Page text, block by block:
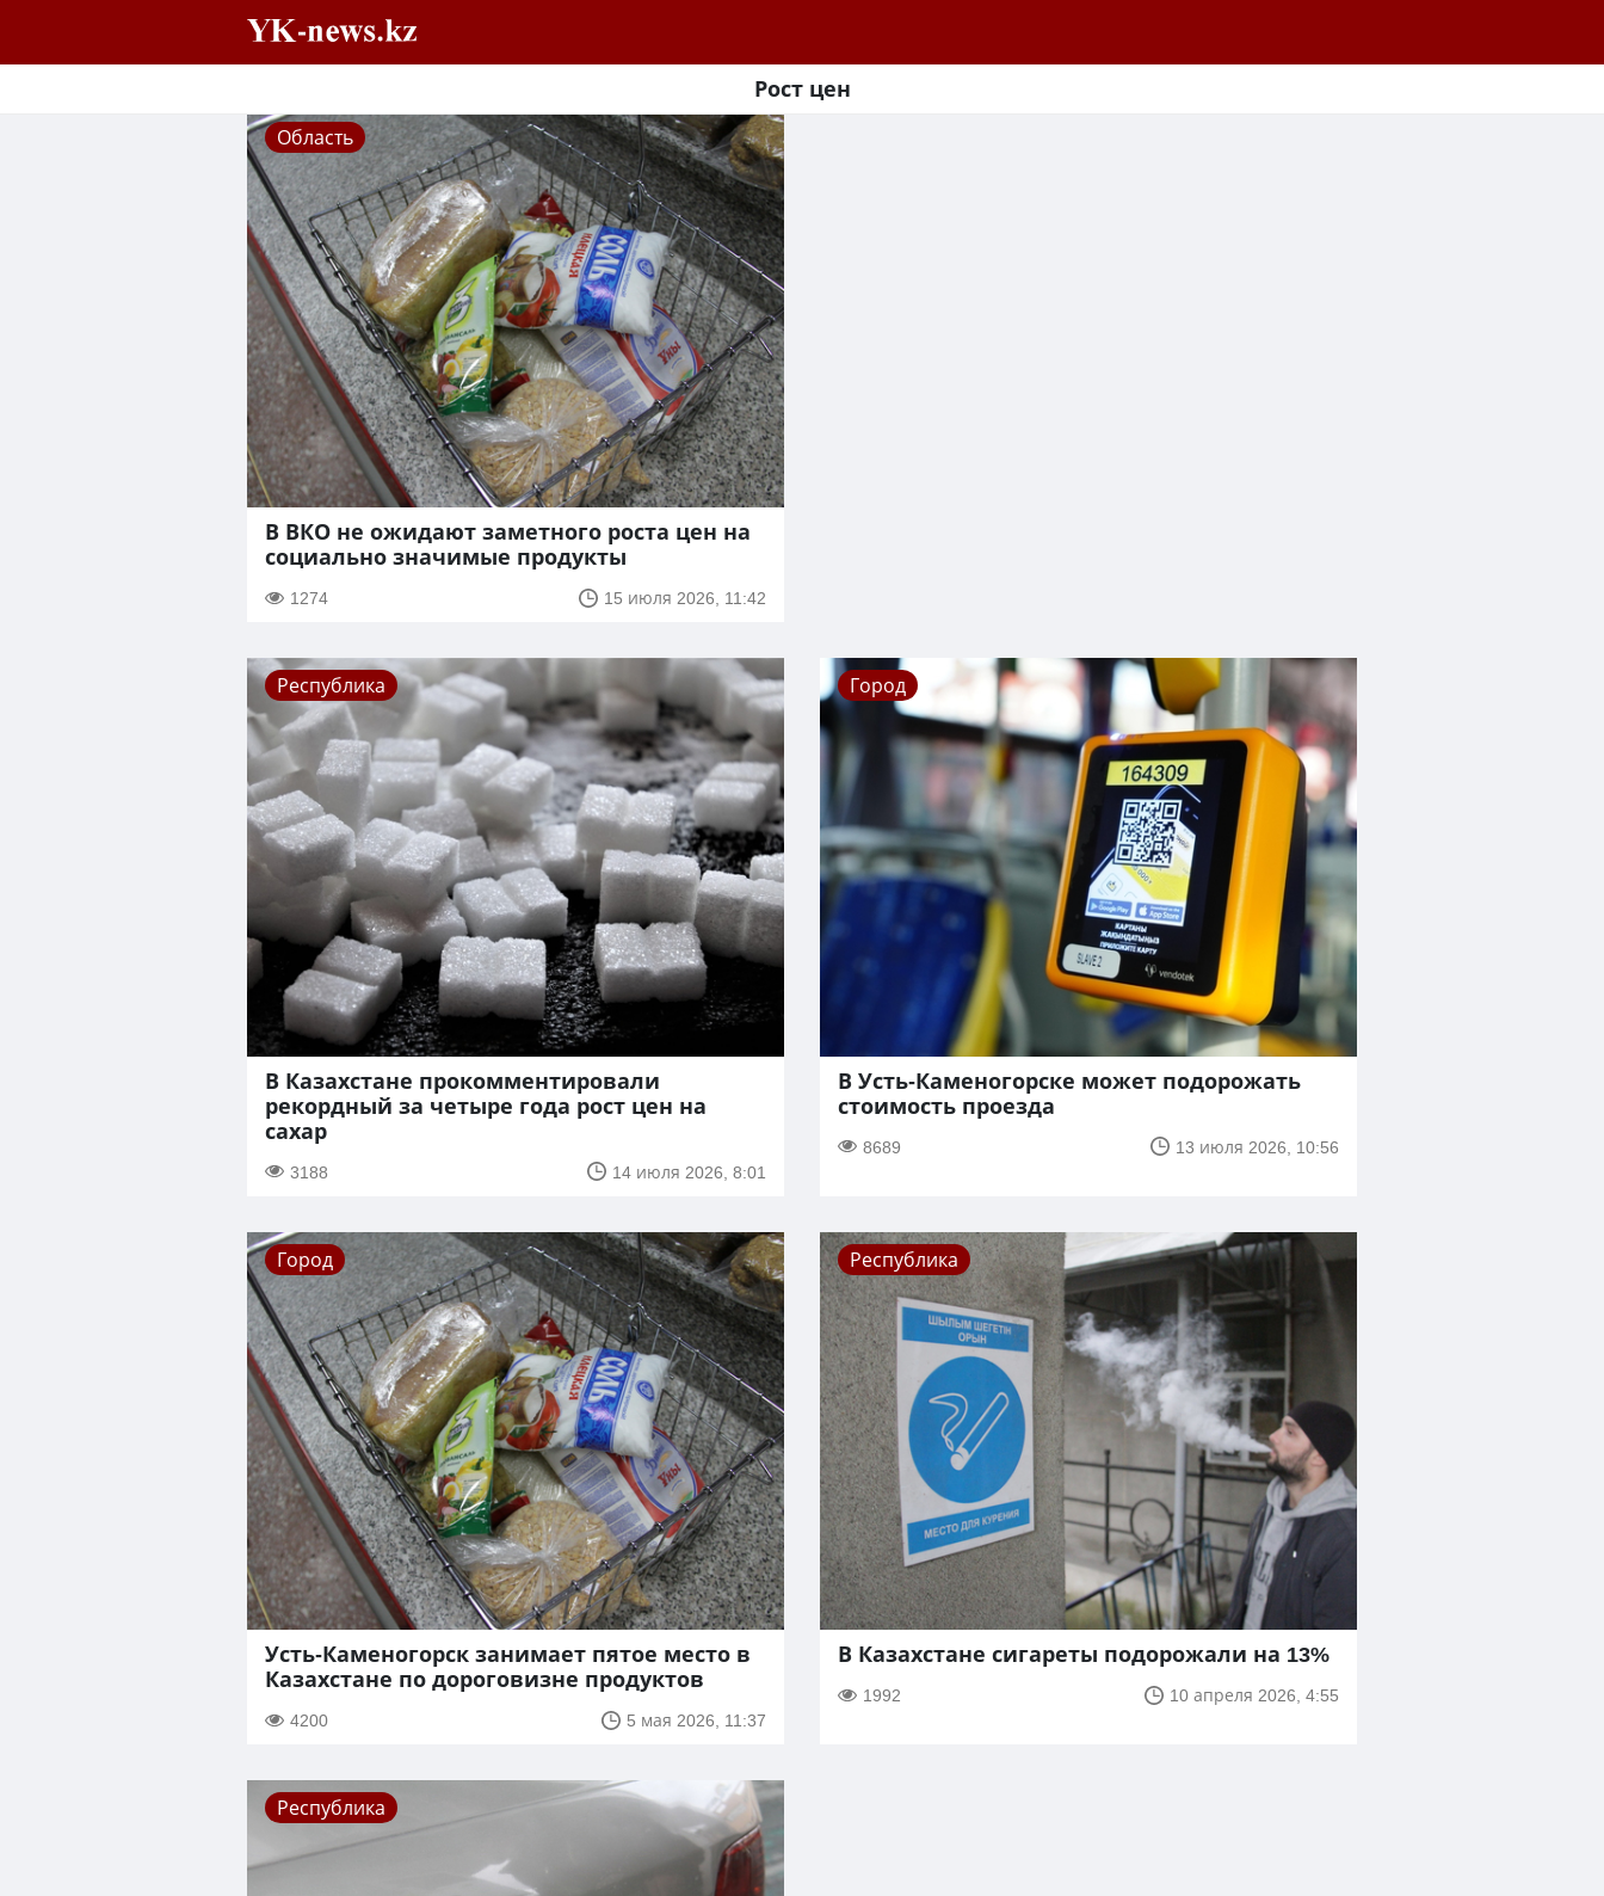
Рост цен
Область
В ВКО не ожидают заметного роста цен на
социально значимые продукты
1274 15 июля 2026, 11:42
Республика
В Казахстане прокомментировали
рекордный за четыре года рост цен на
сахар
3188 14 июля 2026, 8:01
Город
В Усть-Каменогорске может подорожать
стоимость проезда
8689 13 июля 2026, 10:56
Город
Усть-Каменогорск занимает пятое место в
Казахстане по дороговизне продуктов
4200 5 мая 2026, 11:37
Республика
В Казахстане сигареты подорожали на 13%
1992 10 апреля 2026, 4:55
Республика